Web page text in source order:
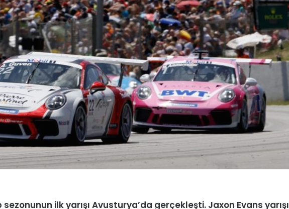
ilk yarışı Avusturya’da gerçekleşti. Jaxon Evans yarışı